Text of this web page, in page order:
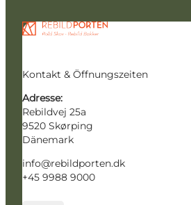
Kontakt & Öffnungszeiten
Adresse:
Rebildvej 25a
9520 Skørping
Dänemark
info@rebildporten.dk
+45 9988 9000